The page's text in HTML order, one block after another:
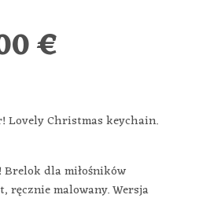
€.
€Current
is:
37,00 €.
Lovely Christmas keychain.
dla miłośników
ręcznie malowany. Wersja